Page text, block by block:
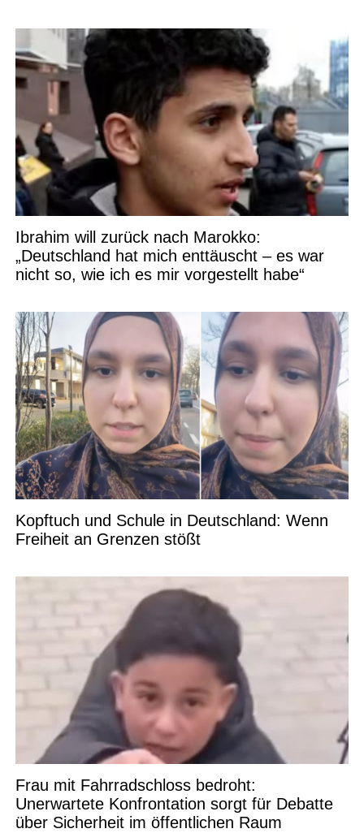
Ibrahim will zurück nach Marokko:
„Deutschland hat mich enttäuscht – es war
nicht so, wie ich es mir vorgestellt habe“
Kopftuch und Schule in Deutschland: Wenn
Freiheit an Grenzen stößt
Frau mit Fahrradschloss bedroht:
Unerwartete Konfrontation sorgt für Debatte
über Sicherheit im öffentlichen Raum